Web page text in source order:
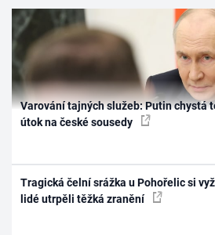
Varování tajných služeb: Putin chystá
útok na české sousedy
Tragická čelní srážka u Pohořelic si
lidé utrpěli těžká zranění